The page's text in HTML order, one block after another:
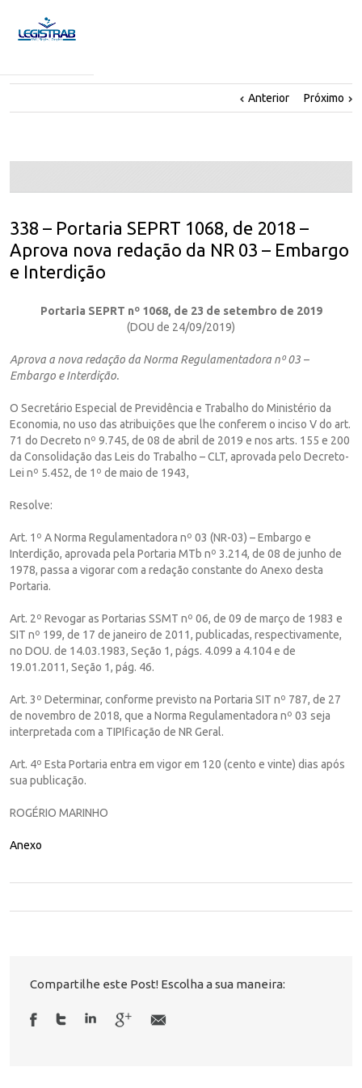
Anterior Próximo
338 – Portaria SEPRT 1068, de 2018 –
Aprova nova redação da NR 03 – Embargo
e Interdição
Portaria SEPRT nº 1068, de 23 de setembro de 2019
(DOU de 24/09/2019)
Aprova a nova redação da Norma Regulamentadora nº 03 –
Embargo e Interdição.
O Secretário Especial de Previdência e Trabalho do Ministério da
Economia, no uso das atribuições que lhe conferem o inciso V do art.
71 do Decreto nº 9.745, de 08 de abril de 2019 e nos arts. 155 e 200
da Consolidação das Leis do Trabalho – CLT, aprovada pelo Decreto-
Lei nº 5.452, de 1º de maio de 1943,
Resolve:
Art. 1º A Norma Regulamentadora nº 03 (NR-03) – Embargo e
Interdição, aprovada pela Portaria MTb nº 3.214, de 08 de junho de
1978, passa a vigorar com a redação constante do Anexo desta
Portaria.
Art. 2º Revogar as Portarias SSMT nº 06, de 09 de março de 1983 e
SIT nº 199, de 17 de janeiro de 2011, publicadas, respectivamente,
no DOU. de 14.03.1983, Seção 1, págs. 4.099 a 4.104 e de
19.01.2011, Seção 1, pág. 46.
Art. 3º Determinar, conforme previsto na Portaria SIT nº 787, de 27
de novembro de 2018, que a Norma Regulamentadora nº 03 seja
interpretada com a TIPIficação de NR Geral.
Art. 4º Esta Portaria entra em vigor em 120 (cento e vinte) dias após
sua publicação.
ROGÉRIO MARINHO
Anexo
Compartilhe este Post! Escolha a sua maneira: